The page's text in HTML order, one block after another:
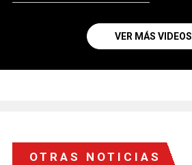
VER MÁS VIDEOS
OTRAS NOTICIAS